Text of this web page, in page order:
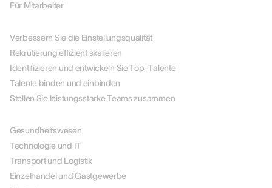
Für Mitarbeiter
Verbessern Sie die Einstellungsqualität
Rekrutierung effizient skalieren
Identifizieren und entwickeln Sie Top-Talente
Talente binden und einbinden
Stellen Sie leistungsstarke Teams zusammen
Gesundheitswesen
Technologie und IT
Transport und Logistik
Einzelhandel und Gastgewerbe